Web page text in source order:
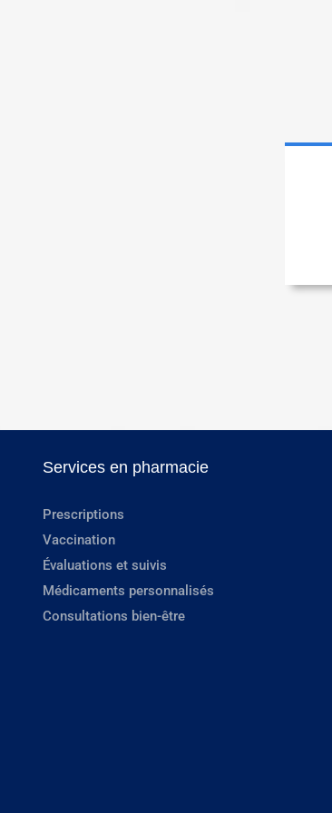
Services en pharmacie
Prescriptions
Vaccination
Évaluations et suivis
Médicaments personnalisés
Consultations bien-être